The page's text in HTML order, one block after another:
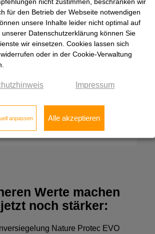
Collection
Herringbone Collection
Werte machen
noch stärker:
Nature Protec EVO
nicht zustimmen, beschränken wir
für den Betrieb der Webseite notwendigen
unsere Inhalte leider nicht optimal auf
Datenschutzerklärung können Sie
wir einsetzen. Cookies lassen sich
oder in der Cookie-Verwaltung
Impressum
anpassen Alle akzeptieren